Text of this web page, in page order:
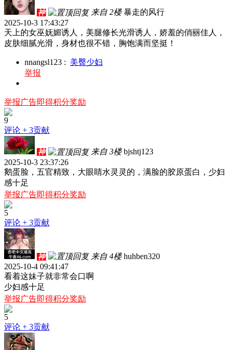
神 来自 2楼 暴走的风行
2025-10-3 17:43:27
天上的女巫妩媚诱人，美腿修长光滑诱人，娇羞的俏丽佳人，
皮肤细腻光滑，身材也很不错，胸饱满而坚挺！
nnangsl123 : 美臀少妇
举报
举报广告即得积分奖励
9
评论 + 3贡献
神 来自 3楼 bjshtj123
2025-10-3 23:37:26
鹅蛋脸，五官精致，大眼睛水灵灵的，满脸的胶原蛋白，少妇
感十足
举报广告即得积分奖励
5
评论 + 3贡献
神 来自 4楼 huhben320
2025-10-4 09:41:47
看着这妹子就非常会口啊
少妇感十足
举报广告即得积分奖励
5
评论 + 3贡献